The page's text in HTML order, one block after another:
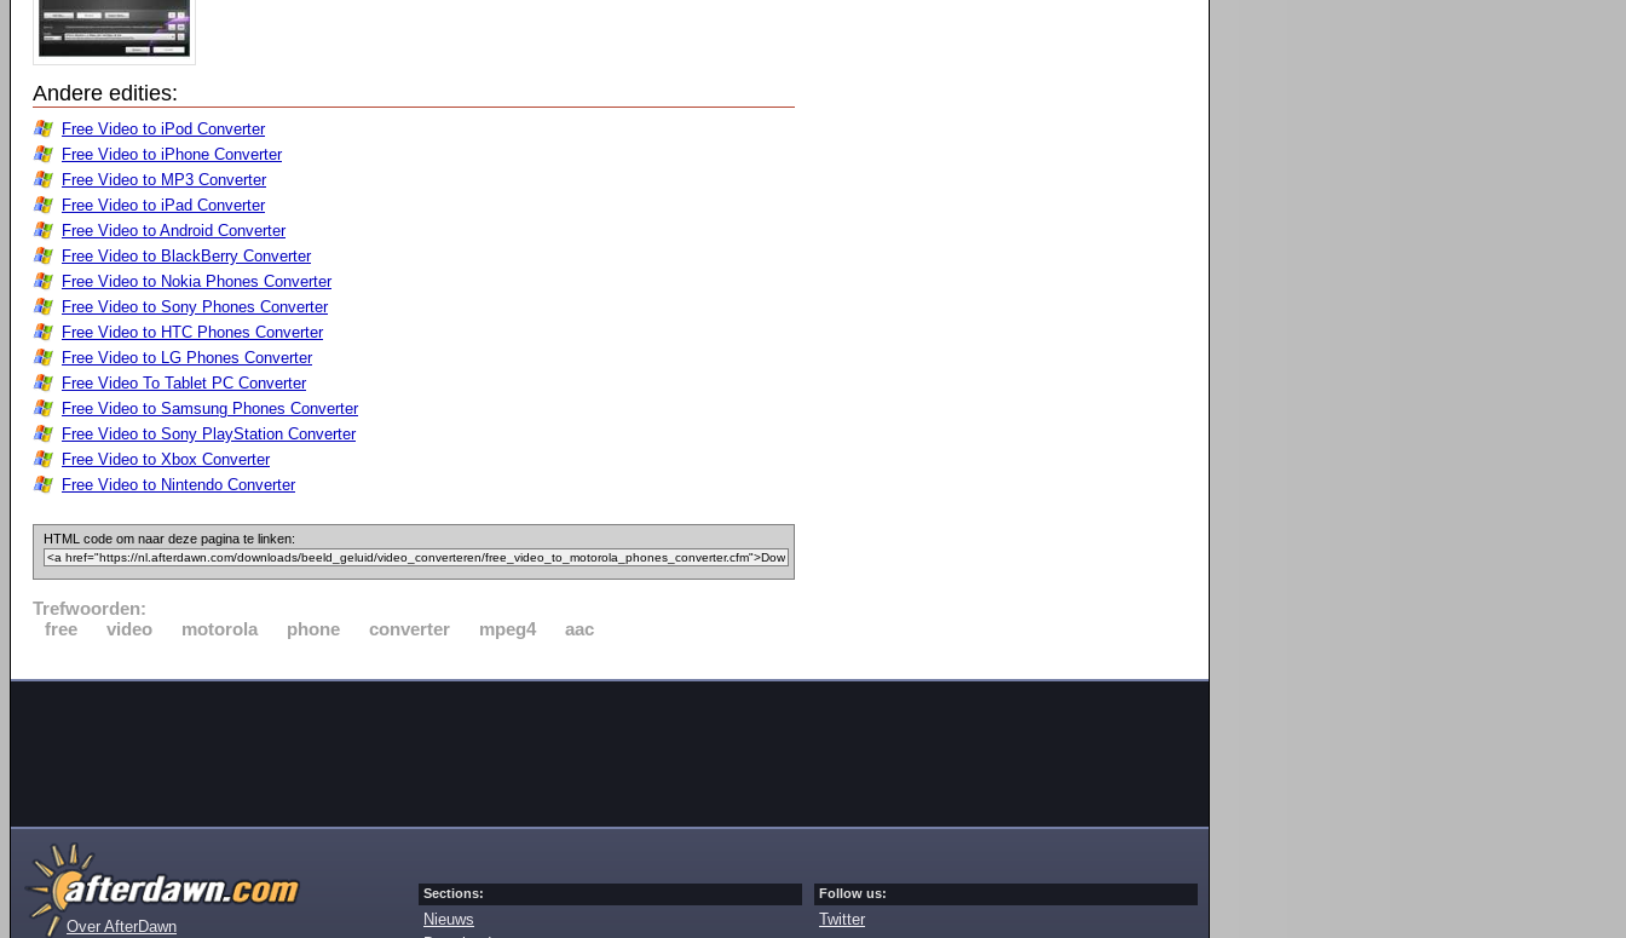
Andere edities:
Free Video to iPod Converter
Free Video to iPhone Converter
Free Video to MP3 Converter
Free Video to iPad Converter
Free Video to Android Converter
Free Video to BlackBerry Converter
Free Video to Nokia Phones Converter
Free Video to Sony Phones Converter
Free Video to HTC Phones Converter
Free Video to LG Phones Converter
Free Video To Tablet PC Converter
Free Video to Samsung Phones Converter
Free Video to Sony PlayStation Converter
Free Video to Xbox Converter
Free Video to Nintendo Converter
HTML code om naar deze pagina te linken:
Trefwoorden:
free
video motorola phone converter mpeg4 aac
Over AfterDawn
Sections:
Nieuws
Follow us:
Twitter